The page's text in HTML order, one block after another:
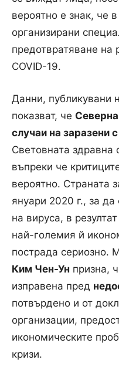
вероятно е знак, че
организирани
предотвратяване на
COVID-19.
Данни, публикувани
показват, че
случаи на заразени
Световната здравна
въпреки че
вероятно. Страната
януари 2020 г., за
на вируса, в
най-големия й
пострада сериозно.
Ким Чен-Ун призна,
изправена пред
потвърдено и от
организации,
икономическите
кризи.